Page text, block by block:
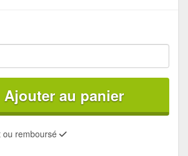
Ajouter au panier
ou remboursé